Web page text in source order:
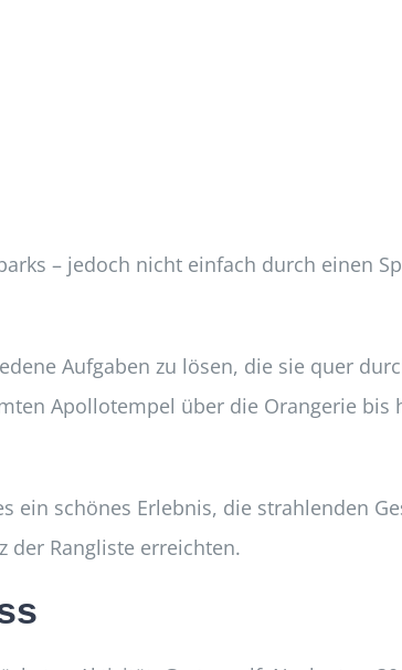
– jedoch nicht einfach durch einen
Aufgaben zu lösen, die sie quer
Apollotempel über die Orangerie
schönes Erlebnis, die strahlenden
der Rangliste erreichten.